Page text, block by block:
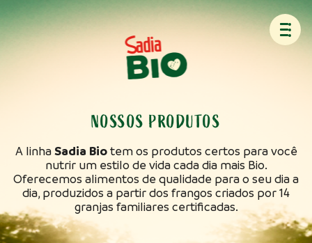
NOSSOS PRODUTOS
A linha Sadia Biotem os produtos certos para você
nutrir um estilo de vida cada dia mais Bio.
Oferecemos alimentos de qualidade para o seu dia a
dia, produzidos a partir dos frangos criados por 14
granjas familiares certificadas.